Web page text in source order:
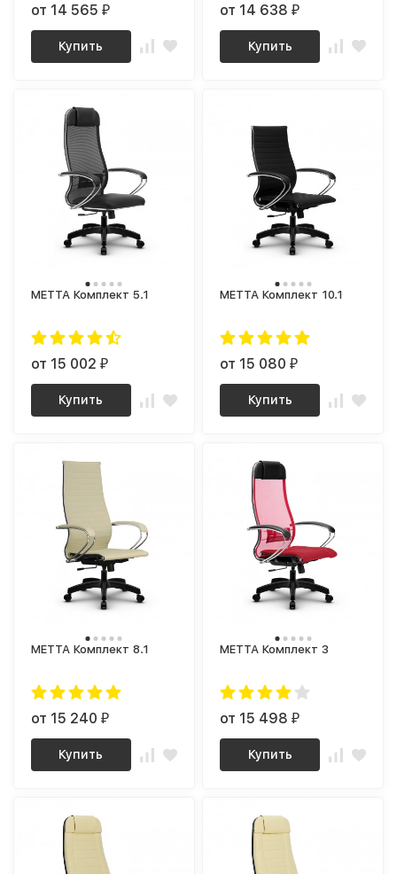
от 14 565₽
Купить
от 14 638₽
Купить
МЕТТА Комплект 5.1
от 15 002₽
Купить
МЕТТА Комплект 10.1
от 15 080₽
Купить
МЕТТА Комплект 8.1
от 15 240₽
Купить
МЕТТА Комплект 3
от 15 498₽
Купить